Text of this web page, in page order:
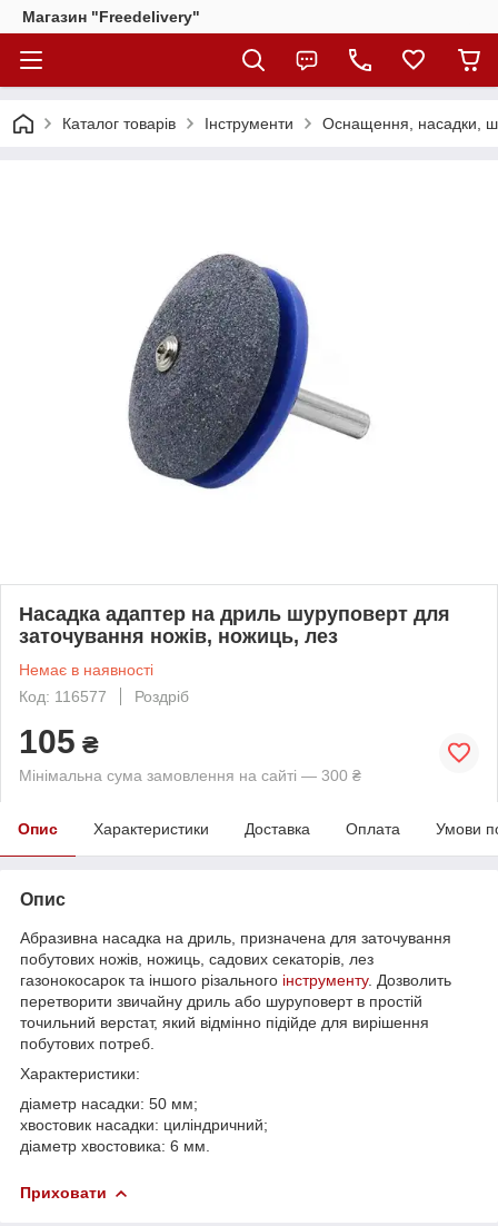
Магазин "Freedelivery"
Каталог товарів Інструменти Оснащення, насадки,
Насадка адаптер на дриль шуруповерт для
заточування ножів, ножиць, лез
Немає в наявності
Код: 116577
Роздріб
105 ₴
Мінімальна сума замовлення на сайті — 300 ₴
Опис Характеристики Доставка Оплата Умови
Опис
Абразивна насадка на дриль, призначена для заточування
побутових ножів, ножиць, садових секаторів, лез
газонокосарок та іншого різального інструменту. Дозволить
перетворити звичайну дриль або шуруповерт в простій
точильний верстат, який відмінно підійде для вирішення
побутових потреб.
Характеристики:
діаметр насадки: 50 мм;
хвостовик насадки: циліндричний;
діаметр хвостовика: 6 мм.
Приховати